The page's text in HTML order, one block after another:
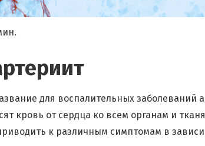
для воспалительных
кровь от сердца ко всем органам и
к различным симптомам в